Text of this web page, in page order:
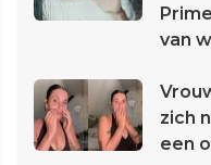
van
zich
een